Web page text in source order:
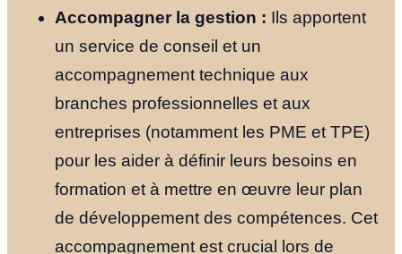
Accompagner la gestion : Ils apportent
un service de conseil et un
accompagnement technique aux
branches professionnelles et aux
entreprises (notamment les PME et TPE)
pour les aider à définir leurs besoins en
formation et à mettre en œuvre leur plan
de développement des compétences. Cet
accompagnement est crucial lors de